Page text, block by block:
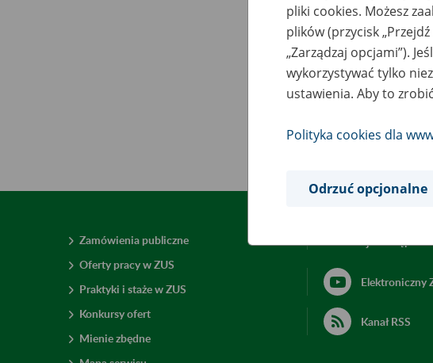
Zamówienia publiczne
Oferty pracy w ZUS
Praktyki i staże w ZUS
Konkursy ofert
Mienie zbędne
Elektroniczny
Kanał RSS
pliki cookies. Możesz
plików (przycisk
„Zarządzaj opcjami”).
wykorzystywać tylko
ustawienia. Aby to
Polityka cookies dla
Odrzuć opcjonalne